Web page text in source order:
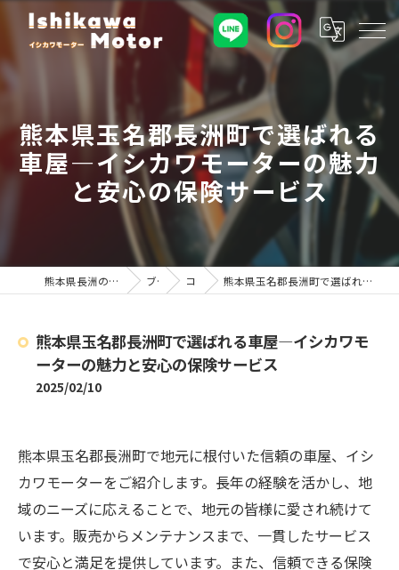
熊本県玉名郡長洲町で選ばれる
車屋—イシカワモーターの魅力
と安心の保険サービス
熊本県長洲の車屋ならイシカワモーター ブログ コラム 熊本県玉名郡長洲町で選ばれる車屋—イシカワモーターの魅力と安心の保険サービス
熊本県玉名郡長洲町で選ばれる車屋—イシカワモ
ーターの魅力と安心の保険サービス
2025/02/10
熊本県玉名郡長洲町で地元に根付いた信頼の車屋、イシ
カワモーターをご紹介します。長年の経験を活かし、地
域のニーズに応えることで、地元の皆様に愛され続けて
います。販売からメンテナンスまで、一貫したサービス
で安心と満足を提供しています。また、信頼できる保険